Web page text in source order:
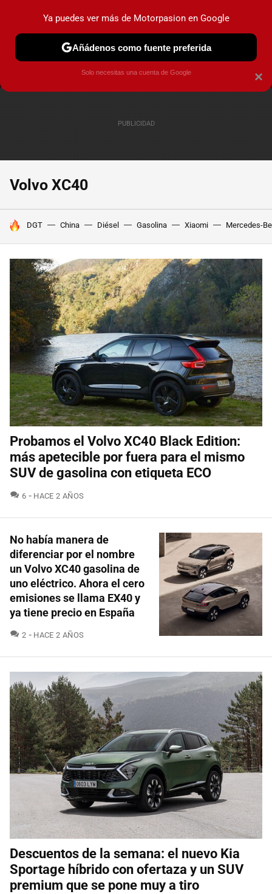
MENÚ NUEVO
COCHES ELÉCTRICOS OBSERVATORIO
Volvo XC40
HOY SE HABLA DE
DGT China Diésel Gasolina Xiaomi Mercedes-
Probamos el Volvo XC40 Black Edition:
más apetecible por fuera para el mismo
SUV de gasolina con etiqueta ECO
6 COMENTARIOS
HACE 2 AÑOS
No había manera de
diferenciar por el nombre
un Volvo XC40 gasolina de
uno eléctrico. Ahora el cero
emisiones se llama EX40 y
ya tiene precio en España
2 COMENTARIOS
HACE 2 AÑOS
Descuentos de la semana: el nuevo Kia
Sportage híbrido con ofertaza y un SUV
premium que se pone muy a tiro
×
Ya puedes ver más de Motorpasion en Google
Añádenos como fuente preferida
Solo necesitas una cuenta de Google